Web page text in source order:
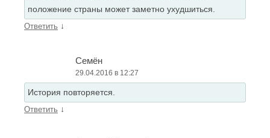
положение страны может заметно ухудшиться.
Ответить ↓
Семён
29.04.2016 в 12:27
История повторяется.
Ответить ↓